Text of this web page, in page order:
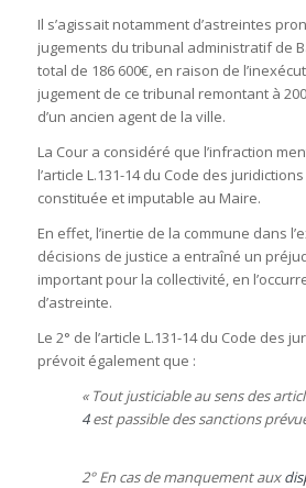
Il s’agissait notamment d’astreintes
jugements du tribunal administratif de
total de 186 600€, en raison de
jugement de ce tribunal remontant à
d’un ancien agent de la ville.
La Cour a considéré que l’infraction
l’article L.131-14 du Code des
constituée et imputable au Maire.
En effet, l’inertie de la commune dans
décisions de justice a entraîné un
important pour la collectivité, en
d’astreinte.
Le 2° de l’article L.131-14 du Code des
prévoit également que :
« Tout justiciable au sens des
4est passible des sanctions
2° En cas de manquement aux